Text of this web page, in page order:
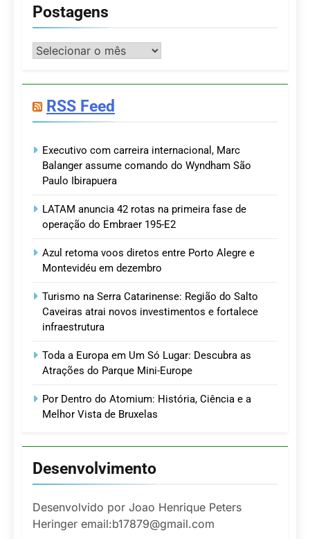
Postagens
Postagens
RSS Feed
Executivo com carreira internacional, Marc
Balanger assume comando do Wyndham São
Paulo Ibirapuera
LATAM anuncia 42 rotas na primeira fase de
operação do Embraer 195-E2
Azul retoma voos diretos entre Porto Alegre e
Montevidéu em dezembro
Turismo na Serra Catarinense: Região do Salto
Caveiras atrai novos investimentos e fortalece
infraestrutura
Toda a Europa em Um Só Lugar: Descubra as
Atrações do Parque Mini-Europe
Por Dentro do Atomium: História, Ciência e a
Melhor Vista de Bruxelas
Desenvolvimento
Desenvolvido por Joao Henrique Peters
Heringer email:b17879@gmail.com